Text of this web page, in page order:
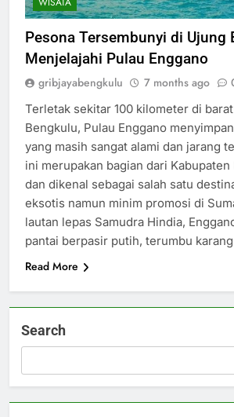
Pesona Tersembunyi di Ujung
Menjelajahi Pulau Enggano
gribjayabengkulu 7 months ago
Terletak sekitar 100 kilometer di
Bengkulu, Pulau Enggano
yang masih sangat alami dan jarang
ini merupakan bagian dari
dan dikenal sebagai salah satu
eksotis namun minim promosi di
lautan lepas Samudra Hindia,
pantai berpasir putih, terumbu
Read More
Search